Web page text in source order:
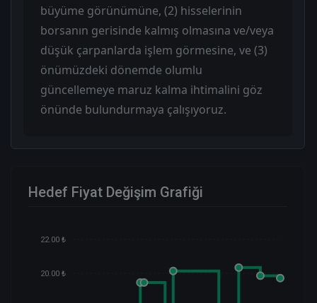
büyüme görünümüne, (2) hisselerinin
borsanın gerisinde kalmış olmasına ve/veya
düşük çarpanlarda işlem görmesine, ve (3)
önümüzdeki dönemde olumlu
güncellemeye maruz kalma ihtimalini göz
önünde bulundurmaya çalışıyoruz.
Hedef Fiyat Değişim Grafiği
22.00 ₺
20.00 ₺